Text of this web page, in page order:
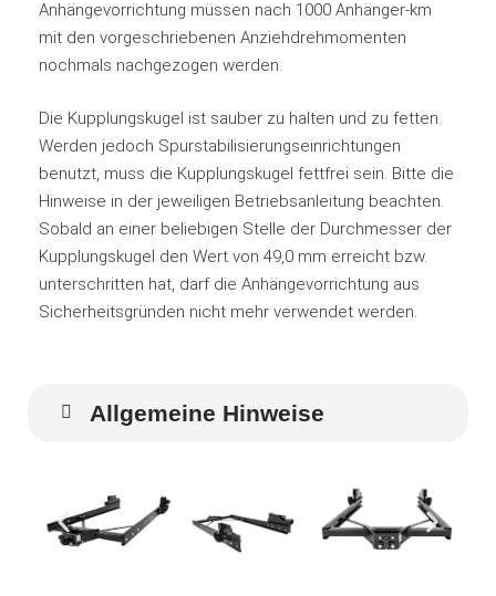
Anhängevorrichtung müssen nach 1000 Anhänger-km
mit den vorgeschriebenen Anziehdrehmomenten
nochmals nachgezogen werden.
Die Kupplungskugel ist sauber zu halten und zu fetten.
Werden jedoch Spurstabilisierungseinrichtungen
benutzt, muss die Kupplungskugel fettfrei sein. Bitte die
Hinweise in der jeweiligen Betriebsanleitung beachten.
Sobald an einer beliebigen Stelle der Durchmesser der
Kupplungskugel den Wert von 49,0 mm erreicht bzw.
unterschritten hat, darf die Anhängevorrichtung aus
Sicherheitsgründen nicht mehr verwendet werden.
Allgemeine Hinweise